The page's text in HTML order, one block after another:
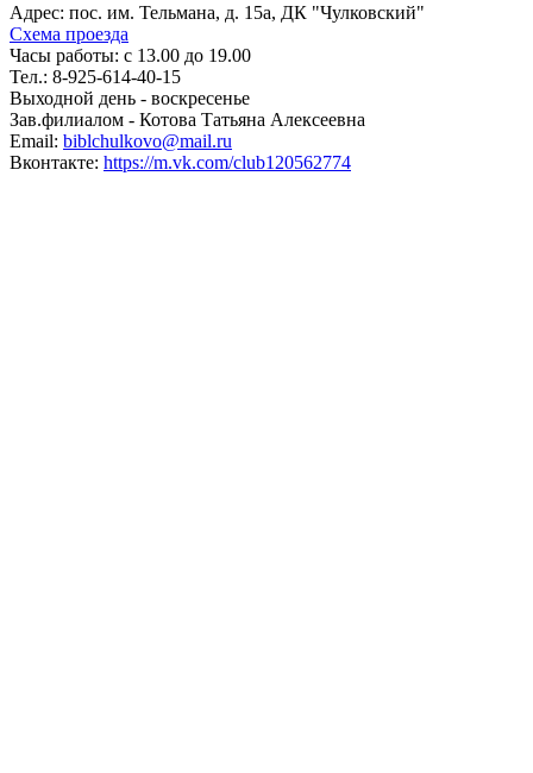
Адрес: пос. им. Тельмана, д. 15а, ДК "Чулковский"
Схема проезда
Часы работы: с 13.00 до 19.00
Тел.: 8-925-614-40-15
Выходной день - воскресенье
Зав.филиалом - Котова Татьяна Алексеевна
Email: biblchulkovo@mail.ru
Вконтакте: https://m.vk.com/club120562774